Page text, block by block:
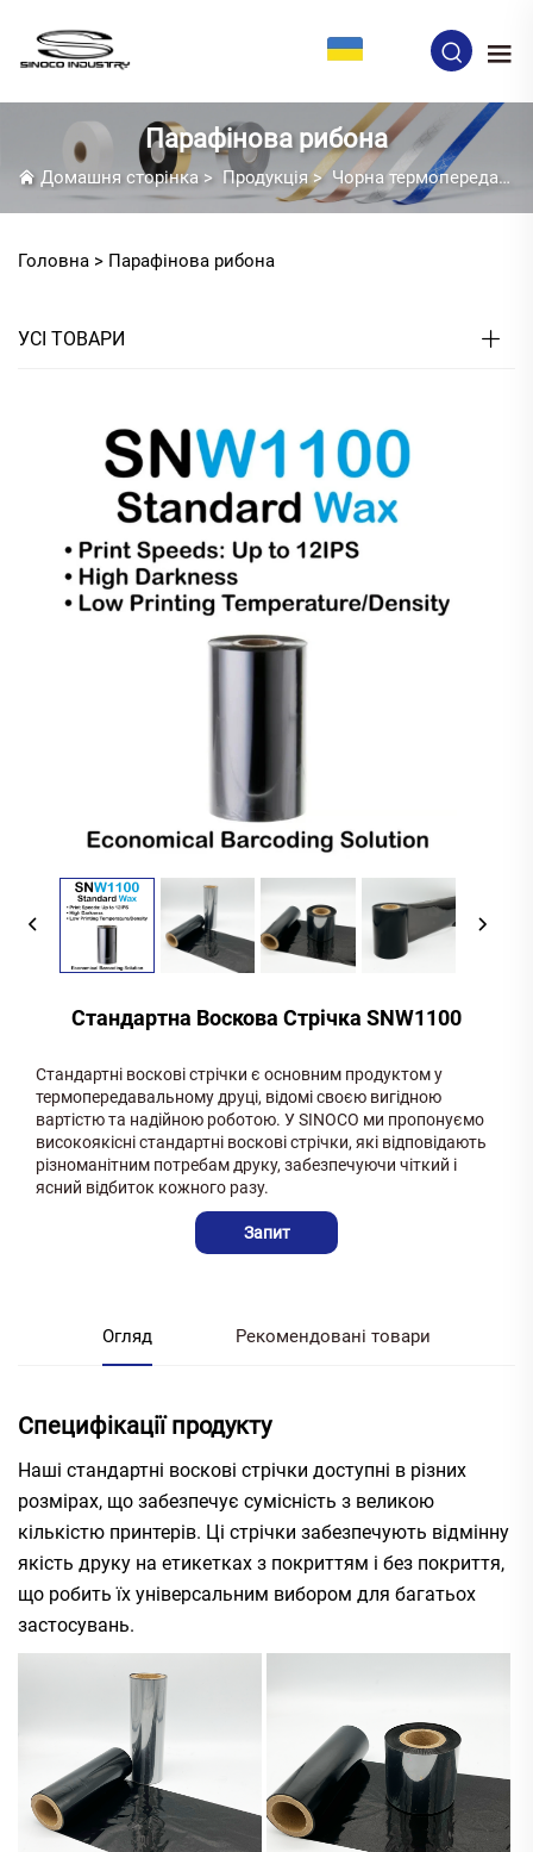
Парафінова рибона
Домашня сторінка > Продукція>Чорна термопередавальна стрічка
Головна > Парафінова рибона
УСІ ТОВАРИ
Стандартна Воскова Стрічка SNW1100
Стандартні воскові стрічки є основним продуктом у
термопередавальному друці, відомі своєю вигідною
вартістю та надійною роботою. У SINOCO ми пропонуємо
високоякісні стандартні воскові стрічки, які відповідають
різноманітним потребам друку, забезпечуючи чіткий і
ясний відбиток кожного разу.
Запит
Огляд Рекомендовані товари
Специфікації продукту
Наші стандартні воскові стрічки доступні в різних
розмірах, що забезпечує сумісність з великою
кількістю принтерів. Ці стрічки забезпечують відмінну
якість друку на етикетках з покриттям і без покриття,
що робить їх універсальним вибором для багатьох
застосувань.